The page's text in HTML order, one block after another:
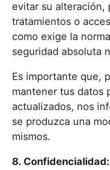
evitar su alteración,
tratamientos o
como exige la
seguridad absoluta
Es importante que,
mantener tus datos
actualizados, nos
se produzca una
mismos.
8. Confidencialidad: